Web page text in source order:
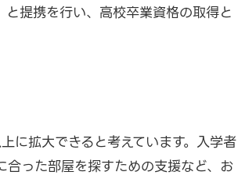
提携を行い、高校卒業資格の取得と
に拡大できると考えています。入学者
った部屋を探すための支援など、お